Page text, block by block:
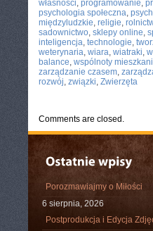
własności, programowanie,
psychologia społeczna,
międzyludzkie, religie,
sadownictwo, sklepy online,
inteligencja, technologie,
weterynaria, wiara, wiatraki,
balance, wspólnoty
zarządzanie czasem,
rozwój, związki, Zwierzęta
Comments are closed.
Porozmawiajmy o Miłości
6 sierpnia, 2026
Postprodukcja i Edycja